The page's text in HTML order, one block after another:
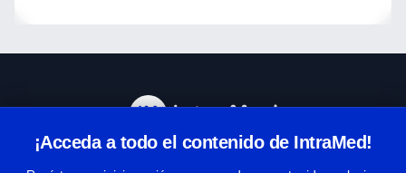
¡Acceda a todo el contenido de IntraMed!